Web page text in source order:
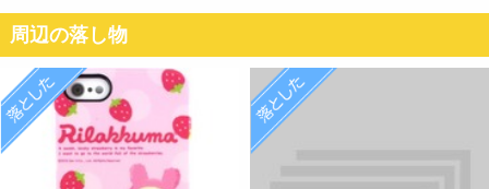
周辺の落し物